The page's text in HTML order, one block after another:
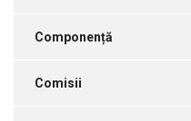
Componență
Comisii